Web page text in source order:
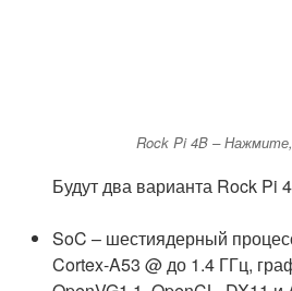
Rock Pi 4B –
Будут два варианта Rock Pi
SoC – шестиядерный
Cortex-A53 @ до 1.4 ГГц,